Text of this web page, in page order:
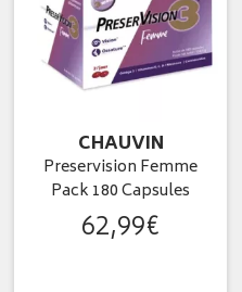
CHAUVIN
Preservision Femme
Pack 180 Capsules
62,99€